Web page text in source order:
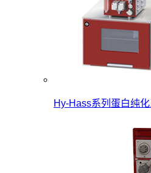
Hy-Hass系列蛋白纯